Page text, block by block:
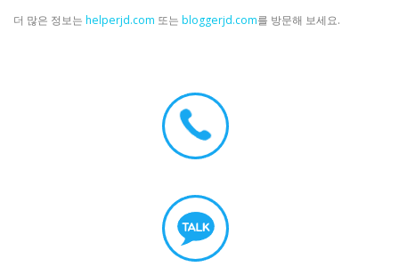
더 많은 정보는 helperjd.com 또는 bloggerjd.com를 방문해 보세요.